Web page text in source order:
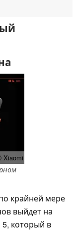
крайней мере
выйдет на
который в